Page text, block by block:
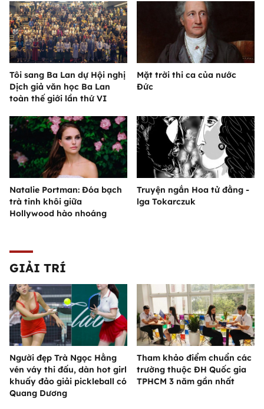
Tôi sang Ba Lan dự Hội nghị
Dịch giả văn học Ba Lan
toàn thế giới lần thứ VI
Mặt trời thi ca của nước
Đức
Natalie Portman: Đóa bạch
trà tinh khôi giữa
Hollywood hào nhoáng
Truyện ngắn Hoa tử đằng -
lga Tokarczuk
GIẢI TRÍ
Người đẹp Trà Ngọc Hằng
vén váy thi đấu, dàn hot girl
khuấy đảo giải pickleball có
Quang Dương
Tham khảo điểm chuẩn các
trường thuộc ĐH Quốc gia
TPHCM 3 năm gần nhất